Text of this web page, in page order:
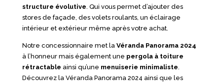
structure évolutive . Qui vous permet d’ajouter des
stores de façade, des volets roulants, un éclairage
intérieur et extérieur même après votre achat.
Notre concessionnaire met la Véranda Panorama 2024
à l’honneur mais également une pergola à toiture
rétractable ainsi qu’une menuiserie minimaliste
Découvrez la Véranda Panorama 2024 ainsi que les